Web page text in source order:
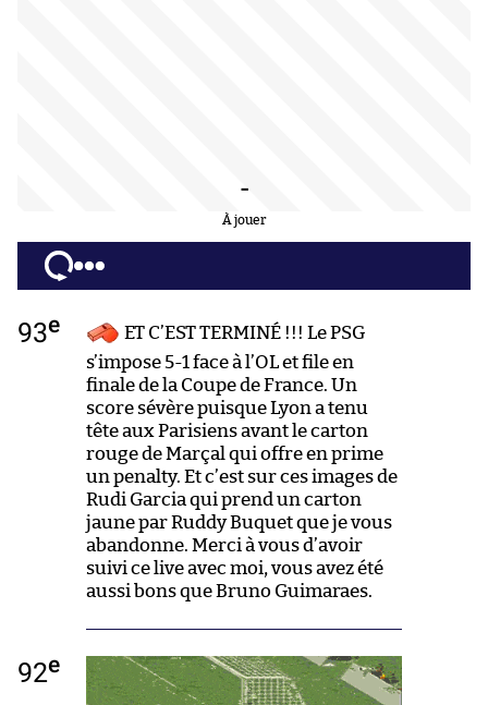
-
À jouer
93e
ET C’EST TERMINÉ !!! Le PSG
s’impose 5-1 face à l’OL et file en
finale de la Coupe de France. Un
score sévère puisque Lyon a tenu
tête aux Parisiens avant le carton
rouge de Marçal qui offre en prime
un penalty. Et c’est sur ces images de
Rudi Garcia qui prend un carton
jaune par Ruddy Buquet que je vous
abandonne. Merci à vous d’avoir
suivi ce live avec moi, vous avez été
aussi bons que Bruno Guimaraes.
92e